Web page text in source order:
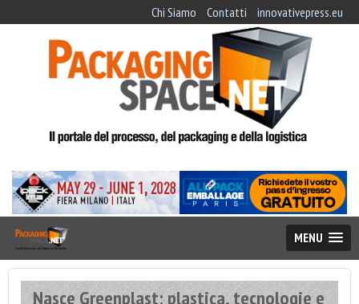
Chi Siamo Contatti innovativepress.eu
MENU
Nasce Greenplast: plastica, tecnologie e